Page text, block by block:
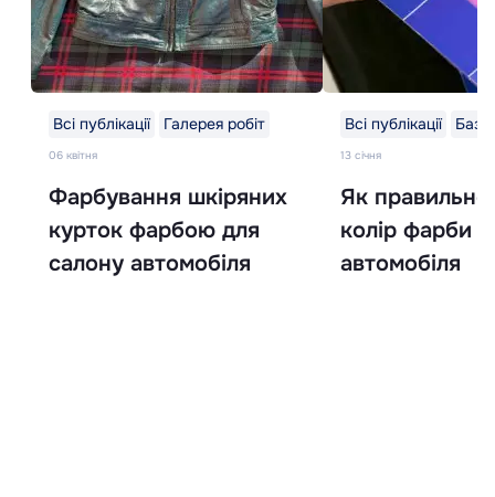
Всі публікації Галерея робіт
06 квітня
Фарбування шкіряних
курток фарбою для
салону автомобіля
Всі публікації База
13 cічня
Як правильно
колір фарби
автомобіля